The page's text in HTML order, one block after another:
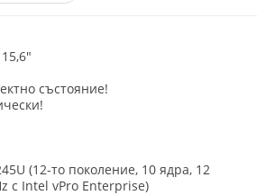
състояние!
(12-то поколение, 10 ядра, 12
с Intel vPro Enterprise)